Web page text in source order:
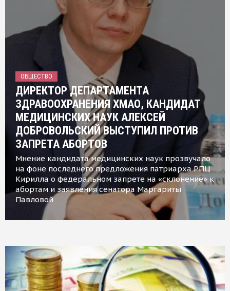
ОБЩЕСТВО
ДИРЕКТОР ДЕПАРТАМЕНТА
ЗДРАВООХРАНЕНИЯ ХМАО, КАНДИДАТ
МЕДИЦИНСКИХ НАУК АЛЕКСЕЙ
ДОБРОВОЛЬСКИЙ ВЫСТУПИЛ ПРОТИВ
ЗАПРЕТА АБОРТОВ
Мнение кандидата медицинских наук прозвучало
на фоне последнего предложения патриарха РПЦ
Кирилла о федеральном запрете на «склонение» к
абортам и заявления сенатора Маргариты
Павловой